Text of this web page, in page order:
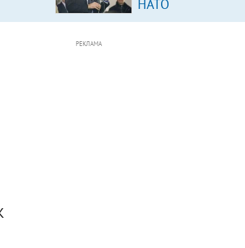
НАТО
РЕКЛАМА